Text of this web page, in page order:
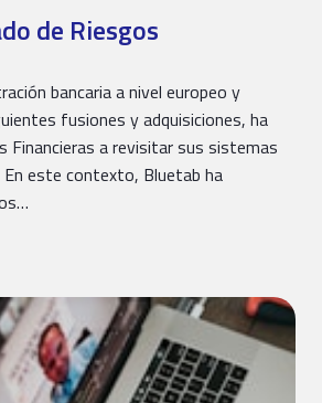
de Riesgos
bancaria a nivel europeo y
fusiones y adquisiciones, ha
Financieras a revisitar sus sistemas
este contexto, Bluetab ha